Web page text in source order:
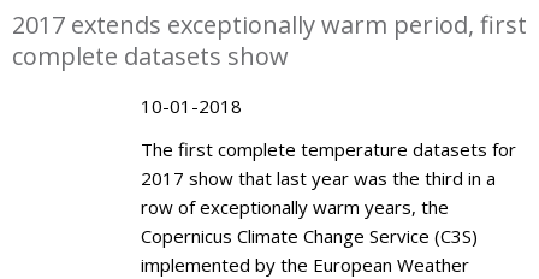
2017 extends exceptionally warm period, first
complete datasets show
10-01-2018
The first complete temperature datasets for
2017 show that last year was the third in a
row of exceptionally warm years, the
Copernicus Climate Change Service (C3S)
implemented by the European Weather